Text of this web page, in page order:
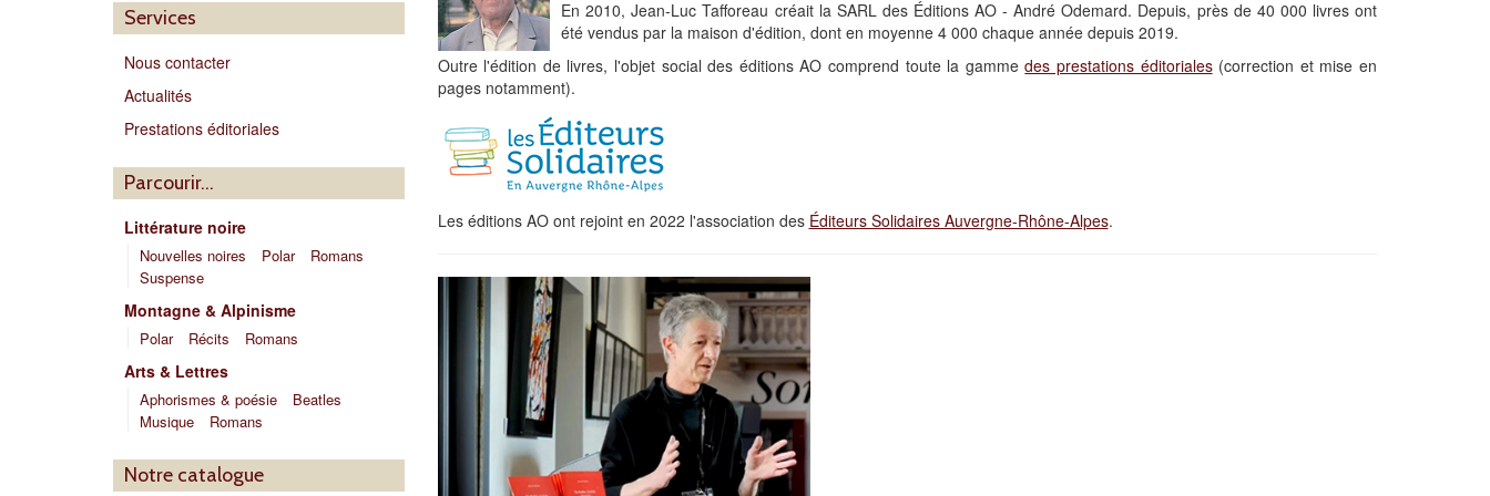
Services
Nous contacter
Actualités
Prestations éditoriales
Parcourir…
Littérature noire
Nouvelles noires Polar
Romans
Suspense
Montagne & Alpinisme
Polar Récits Romans
Arts & Lettres
Aphorismes & poésie
Beatles
Musique
Romans
Notre catalogue
En 2010, Jean-Luc Tafforeau créait la SARL des Éditions AO - André Odemard. Depuis, près de 40 000 livres ont
été vendus par la maison d'édition, dont en moyenne 4 000 chaque année depuis 2019.
Outre l'édition de livres, l'objet social des éditions AO comprend toute la gammedes prestations éditoriales(correction et mise en
pages notamment).
Les éditions AO ont rejoint en 2022 l'association des Éditeurs Solidaires Auvergne-Rhône-Alpes.